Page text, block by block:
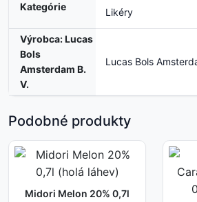
Kategórie Likéry
Výrobca: Lucas
Bols
Amsterdam B.
V.
Lucas Bols
Podobné produkty
Midori Melon 20% 0,7l